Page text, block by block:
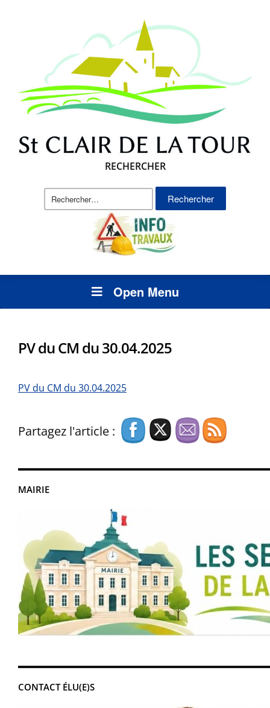
RECHERCHER
Rechercher :
Open Menu
MAIRIE
CONTACT ÉLU(E)S
PV du CM du 30.04.2025
PV du CM du 30.04.2025
Partagez l'article :